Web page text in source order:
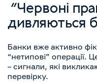
“Червоні
дивляються
Банки вже активно
“нетипові” операції.
– сигнали, які
перевірку.